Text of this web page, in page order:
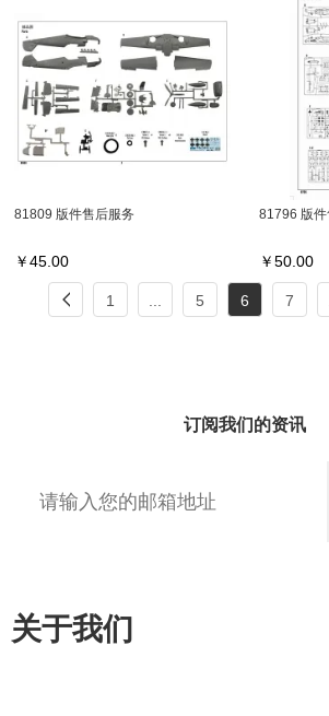
81809 版件售后服务
￥45.00
81796 版
￥50.00
1 5 6 7
订阅我们的资讯
关于我们